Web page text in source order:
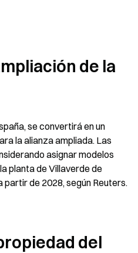
de la
se convertirá en un
la alianza ampliada. Las
asignar modelos
planta de Villaverde de
de 2028, según Reuters.
del